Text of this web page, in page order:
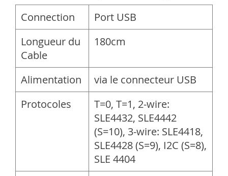
Connection
Port USB
Longueur du
Cable
180cm
Alimentation
via le connecteur USB
Protocoles
T=0, T=1, 2-wire:
SLE4432, SLE4442
(S=10), 3-wire: SLE4418,
SLE4428 (S=9), I2C (S=8),
SLE 4404